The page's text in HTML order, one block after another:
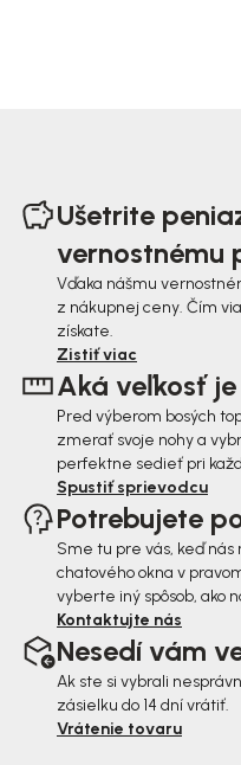
Ušetrite
vernostnému
Vďaka nášmu
z nákupnej ceny. Čím
získate.
Zistiť viac
Aká veľkosť
Pred výberom bosých
zmerať svoje nohy a
perfektne sedieť pri
Spustiť sprievodcu
Potrebujete
Sme tu pre vás, keď
chatového okna v
vyberte iný spôsob, ako
Kontaktujte nás
Nesedí vám
Ak ste si vybrali
zásielku do 14 dní vrátiť.
Vrátenie tovaru